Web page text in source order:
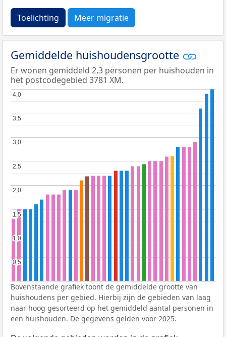
Toelichting Meer migratie
Gemiddelde huishoudensgrootte
Er wonen gemiddeld 2,3 personen per huishouden in
het postcodegebied 3781 XM.
0,5
0,5
1,0
1,0
1,5
1,5
2,0
2,0
2,5
2,5
3,0
3,0
3,5
3,5
4,0
4,0
Bovenstaande grafiek toont de gemiddelde grootte van
huishoudens per gebied. Hierbij zijn de gebieden van laag
naar hoog gesorteerd op het gemiddeld aantal personen in
een huishouden. De gegevens gelden voor 2025.